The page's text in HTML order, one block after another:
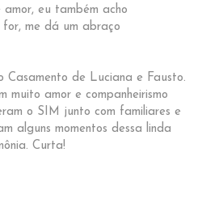
amor, eu também acho
for, me dá um abraço
Casamento de Luciana e Fausto.
muito amor e companheirismo
o SIM junto com familiares e
alguns momentos dessa linda
Curta!